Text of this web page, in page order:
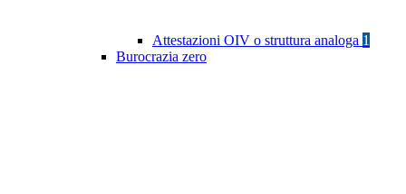
Attestazioni OIV o struttura analoga 1
Burocrazia zero